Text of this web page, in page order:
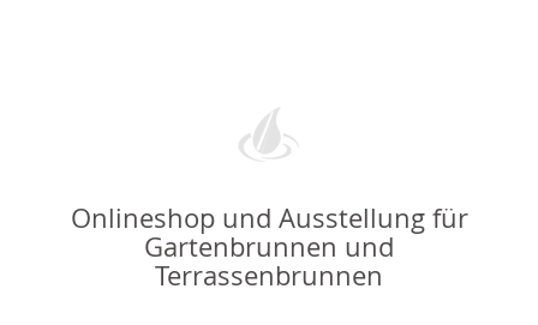
Onlineshop und Ausstellung für
Gartenbrunnen und
Terrassenbrunnen